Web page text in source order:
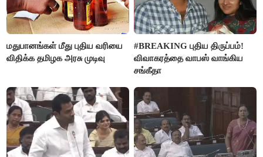
மதுபானங்கள் மீது புதிய வரியை
விதிக்க தமிழக அரசு முடிவு
#BREAKING புதிய திருப்பம்!
விவாகரத்தை வாபஸ் வாங்கிய
சங்கீதா